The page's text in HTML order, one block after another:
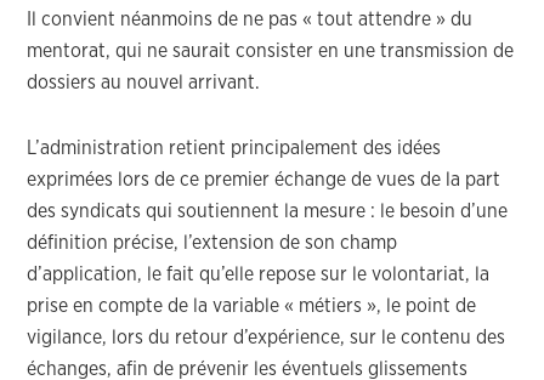
Il convient néanmoins de ne pas « tout attendre » du
mentorat, qui ne saurait consister en une transmission de
dossiers au nouvel arrivant.
L’administration retient principalement des idées
exprimées lors de ce premier échange de vues de la part
des syndicats qui soutiennent la mesure : le besoin d’une
définition précise, l’extension de son champ
d’application, le fait qu’elle repose sur le volontariat, la
prise en compte de la variable « métiers », le point de
vigilance, lors du retour d’expérience, sur le contenu des
échanges, afin de prévenir les éventuels glissements